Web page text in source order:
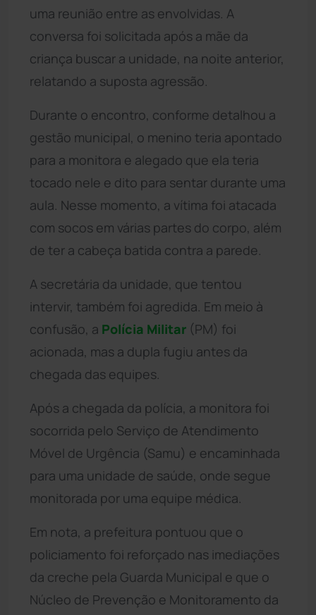
uma reunião entre as envolvidas. A
conversa foi solicitada após a mãe da
criança buscar a unidade, na noite anterior,
relatando a suposta agressão.
Durante o encontro, conforme detalhou a
gestão municipal, o menino teria apontado
para a monitora e alegado que ela teria
tocado nele e dito para sentar durante uma
aula. Nesse momento, a vítima foi atacada
com socos em várias partes do corpo, além
de ter a cabeça batida contra a parede.
A secretária da unidade, que tentou
intervir, também foi agredida. Em meio à
confusão, a Polícia Militar (PM) foi
acionada, mas a dupla fugiu antes da
chegada das equipes.
Após a chegada da polícia, a monitora foi
socorrida pelo Serviço de Atendimento
Móvel de Urgência (Samu) e encaminhada
para uma unidade de saúde, onde segue
monitorada por uma equipe médica.
Em nota, a prefeitura pontuou que o
policiamento foi reforçado nas imediações
da creche pela Guarda Municipal e que o
Núcleo de Prevenção e Monitoramento da